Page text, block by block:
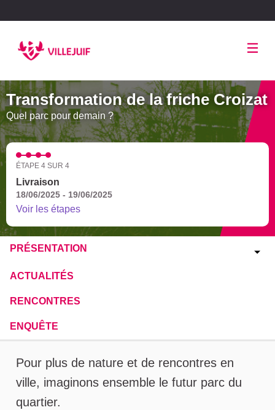
Transformation de la friche Croizat
Quel parc pour demain ?
ÉTAPE 4 SUR 4
Livraison
18/06/2025 - 19/06/2025
Voir les étapes
PRÉSENTATION
ACTUALITÉS
RENCONTRES
ENQUÊTE
A propos de cette concertation
Pour plus de nature et de rencontres en
ville, imaginons ensemble le futur parc du
quartier.